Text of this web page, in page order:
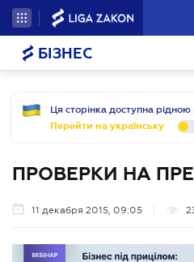
БІЗНЕС
Ця сторінка доступна
Перейти на українську
ПРОВЕРКИ НА
11 декабря 2015, 09:05